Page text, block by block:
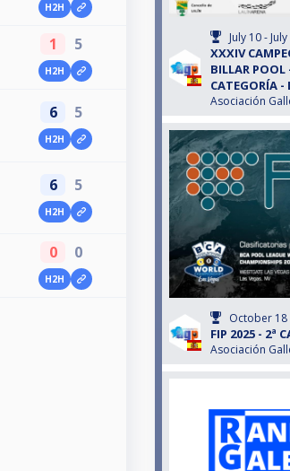
H2H
1 5
H2H
6 5
H2H
6 5
H2H
0 0
H2H
July 10 -
XXXIV
BILLAR POOL
CATEGORÍA -
Asociación
October 18
FIP 2025 - 2ª
Asociación